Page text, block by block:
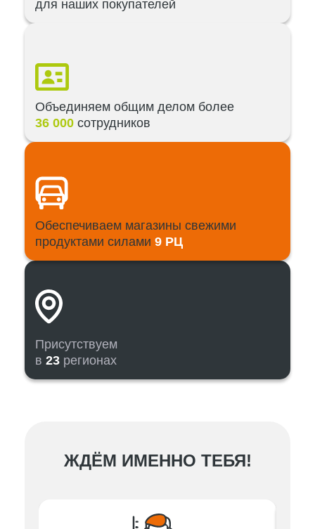
для наших покупателей
Присутствуем
в 23 регионах
Объединяем общим делом более
36 000 сотрудников
Обеспечиваем магазины свежими
продуктами силами 9 РЦ
ЖДЁМ ИМЕННО ТЕБЯ!